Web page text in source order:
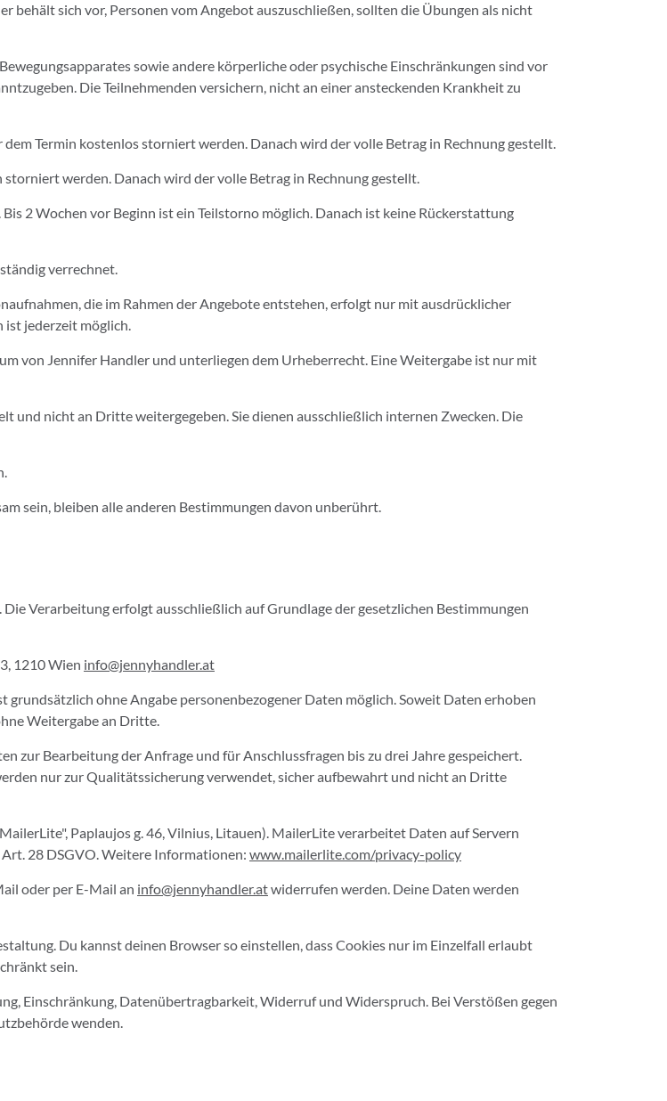
behält sich vor, Personen vom Angebot auszuschließen, sollten die Übungen als nicht
sowie andere körperliche oder psychische Einschränkungen sind vor
Die Teilnehmenden versichern, nicht an einer ansteckenden Krankheit zu
Termin kostenlos storniert werden. Danach wird der volle Betrag in Rechnung gestellt.
werden. Danach wird der volle Betrag in Rechnung gestellt.
2 Wochen vor Beginn ist ein Teilstorno möglich. Danach ist keine Rückerstattung
verrechnet.
die im Rahmen der Angebote entstehen, erfolgt nur mit ausdrücklicher
ist jederzeit möglich.
von Jennifer Handler und unterliegen dem Urheberrecht. Eine Weitergabe ist nur mit
und nicht an Dritte weitergegeben. Sie dienen ausschließlich internen Zwecken. Die
sein, bleiben alle anderen Bestimmungen davon unberührt.
Verarbeitung erfolgt ausschließlich auf Grundlage der gesetzlichen Bestimmungen
1210 Wien info@jennyhandler.at
grundsätzlich ohne Angabe personenbezogener Daten möglich. Soweit Daten erhoben
Weitergabe an Dritte.
zur Bearbeitung der Anfrage und für Anschlussfragen bis zu drei Jahre gespeichert.
nur zur Qualitätssicherung verwendet, sicher aufbewahrt und nicht an Dritte
Paplaujos g. 46, Vilnius, Litauen). MailerLite verarbeitet Daten auf Servern
28 DSGVO. Weitere Informationen: www.mailerlite.com/privacy-policy
oder per E-Mail an info@jennyhandler.atwiderrufen werden. Deine Daten werden
Du kannst deinen Browser so einstellen, dass Cookies nur im Einzelfall erlaubt
sein.
Einschränkung, Datenübertragbarkeit, Widerruf und Widerspruch. Bei Verstößen gegen
wenden.